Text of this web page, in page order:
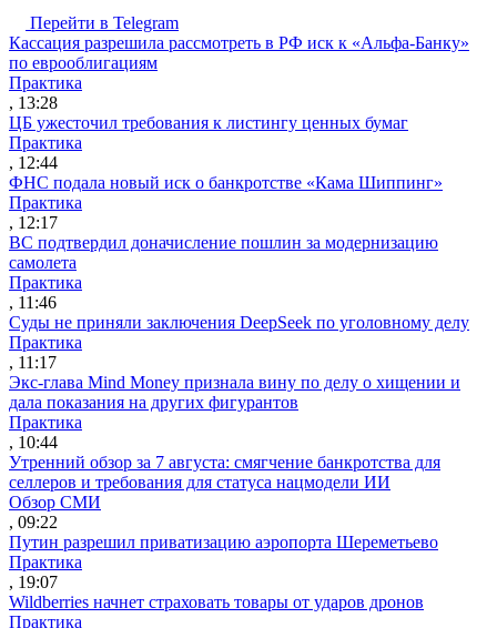
Перейти в Telegram
Кассация разрешила рассмотреть в РФ иск к «Альфа-Банку»
по еврооблигациям
Практика
, 13:28
ЦБ ужесточил требования к листингу ценных бумаг
Практика
, 12:44
ФНС подала новый иск о банкротстве «Кама Шиппинг»
Практика
, 12:17
ВС подтвердил доначисление пошлин за модернизацию
самолета
Практика
, 11:46
Суды не приняли заключения DeepSeek по уголовному делу
Практика
, 11:17
Экс-глава Mind Money признала вину по делу о хищении и
дала показания на других фигурантов
Практика
, 10:44
Утренний обзор за 7 августа: смягчение банкротства для
селлеров и требования для статуса нацмодели ИИ
Обзор СМИ
, 09:22
Путин разрешил приватизацию аэропорта Шереметьево
Практика
, 19:07
Wildberries начнет страховать товары от ударов дронов
Практика